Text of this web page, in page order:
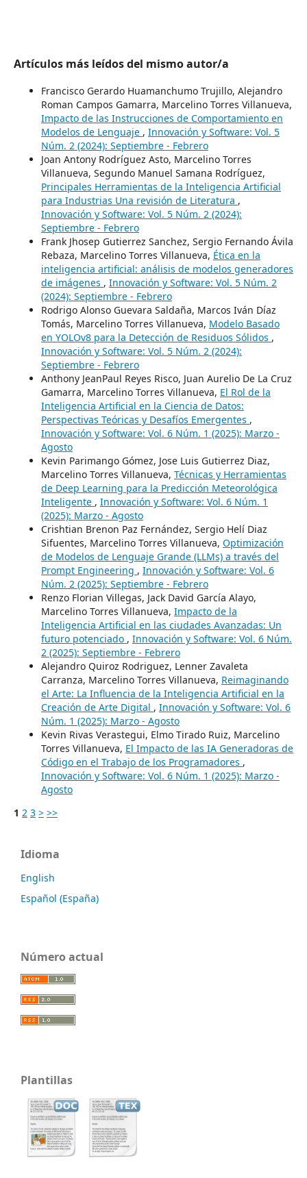
Artículos más leídos del mismo autor/a
Francisco Gerardo Huamanchumo Trujillo, Alejandro
Roman Campos Gamarra, Marcelino Torres Villanueva,
Impacto de las Instrucciones de Comportamiento en
Modelos de Lenguaje , Innovación y Software: Vol. 5
Núm. 2 (2024): Septiembre - Febrero
Joan Antony Rodríguez Asto, Marcelino Torres
Villanueva, Segundo Manuel Samana Rodríguez,
Principales Herramientas de la Inteligencia Artificial
para Industrias Una revisión de Literatura ,
Innovación y Software: Vol. 5 Núm. 2 (2024):
Septiembre - Febrero
Frank Jhosep Gutierrez Sanchez, Sergio Fernando Ávila
Rebaza, Marcelino Torres Villanueva, Ética en la
inteligencia artificial: análisis de modelos generadores
de imágenes , Innovación y Software: Vol. 5 Núm. 2
(2024): Septiembre - Febrero
Rodrigo Alonso Guevara Saldaña, Marcos Iván Díaz
Tomás, Marcelino Torres Villanueva, Modelo Basado
en YOLOv8 para la Detección de Residuos Sólidos ,
Innovación y Software: Vol. 5 Núm. 2 (2024):
Septiembre - Febrero
Anthony JeanPaul Reyes Risco, Juan Aurelio De La Cruz
Gamarra, Marcelino Torres Villanueva, El Rol de la
Inteligencia Artificial en la Ciencia de Datos:
Perspectivas Teóricas y Desafíos Emergentes ,
Innovación y Software: Vol. 6 Núm. 1 (2025): Marzo -
Agosto
Kevin Parimango Gómez, Jose Luis Gutierrez Diaz,
Marcelino Torres Villanueva, Técnicas y Herramientas
de Deep Learning para la Predicción Meteorológica
Inteligente , Innovación y Software: Vol. 6 Núm. 1
(2025): Marzo - Agosto
Crishtian Brenon Paz Fernández, Sergio Helí Diaz
Sifuentes, Marcelino Torres Villanueva, Optimización
de Modelos de Lenguaje Grande (LLMs) a través del
Prompt Engineering , Innovación y Software: Vol. 6
Núm. 2 (2025): Septiembre - Febrero
Renzo Florian Villegas, Jack David García Alayo,
Marcelino Torres Villanueva, Impacto de la
Inteligencia Artificial en las ciudades Avanzadas: Un
futuro potenciado , Innovación y Software: Vol. 6 Núm.
2 (2025): Septiembre - Febrero
Alejandro Quiroz Rodriguez, Lenner Zavaleta
Carranza, Marcelino Torres Villanueva, Reimaginando
el Arte: La Influencia de la Inteligencia Artificial en la
Creación de Arte Digital , Innovación y Software: Vol. 6
Núm. 1 (2025): Marzo - Agosto
Kevin Rivas Verastegui, Elmo Tirado Ruiz, Marcelino
Torres Villanueva, El Impacto de las IA Generadoras de
Código en el Trabajo de los Programadores ,
Innovación y Software: Vol. 6 Núm. 1 (2025): Marzo -
Agosto
1 2 3 > >>
Idioma
English
Español (España)
Número actual
Plantillas